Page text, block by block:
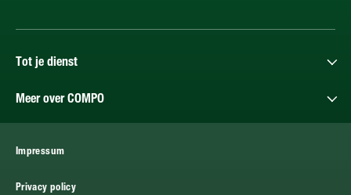
Tot je dienst
Meer over COMPO
Impressum
Privacy policy